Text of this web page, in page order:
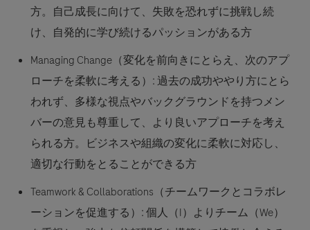
方。自己成長に向けて、失敗を恐れずに挑戦し続
け、自発的に学び続けるパッションがある方
Managing Change（変化を前向きにとらえ、次のアプ
ローチを柔軟に考える）:過去の成功ややり方にとら
われず、多様な視点やバックグラウンドを持つメン
バーの意見も尊重して、より良いアプローチを考え
られる方。ビジネスや組織の変化に柔軟に対応し、
適切な行動をとることができる方
Teamwork & Collaborations（チームワークとコラボレ
ーションを促進する）:個人（I）よりチーム（We）